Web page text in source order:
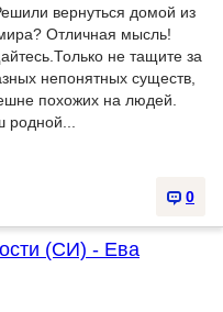
вернуться домой из
Отличная мысль!
не тащите за
непонятных существ,
похожих на людей.
родной...
0
(CИ) - Ева